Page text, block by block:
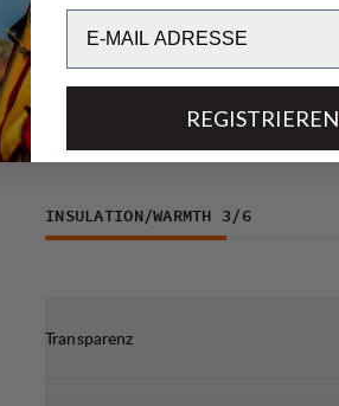
6 /6
INSULATION/WARMTH 3/6
Transparenz
REGISTRIEREN